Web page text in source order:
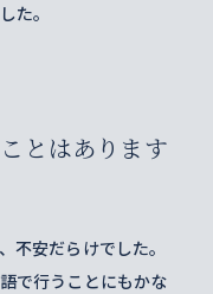
た。
とはあります
不安だらけでした。
で行うことにもかな